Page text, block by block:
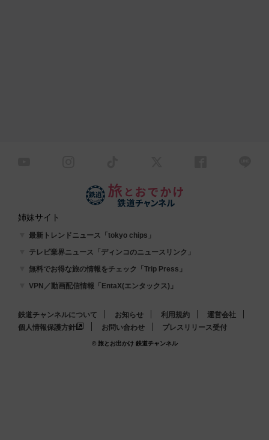
姉妹サイト
最新トレンドニュース「tokyo chips」
テレビ業界ニュース「ディンコのニュースリンク」
無料でお得な旅の情報をチェック「Trip Press」
VPN／動画配信情報「EntaX(エンタックス)」
鉄道チャンネルについて お知らせ 利用規約
運営会社
個人情報保護方針
お問い合わせ プレスリリース受付
© 旅とお出かけ 鉄道チャンネル